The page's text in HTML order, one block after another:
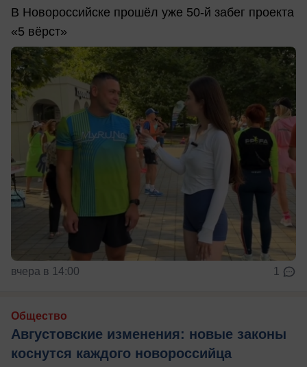
В Новороссийске прошёл уже 50-й забег проекта
«5 вёрст»
вчера в 14:00 1
Общество
Августовские изменения: новые законы
коснутся каждого новороссийца